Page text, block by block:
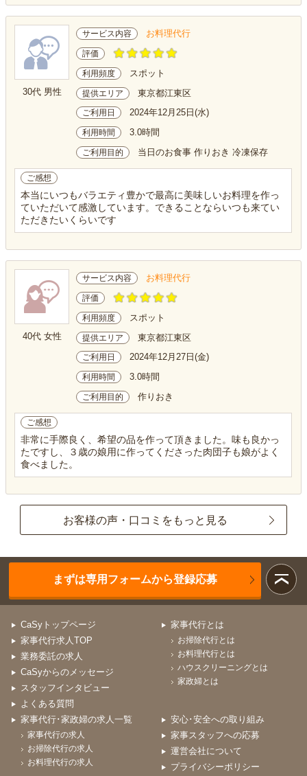
30代 男性
サービス内容 お料理代行
評価
利用頻度 スポット
提供エリア 東京都江東区
ご利用日 2024年12月25日(水)
利用時間 3.0時間
ご利用目的 当日のお食事 作りおき 冷凍保存
ご感想
本当にいつもバラエティ豊かで最高に美味しいお料理を作っ
ていただいて感激しています。できることならいつも来てい
ただきたいくらいです
40代 女性
サービス内容 お料理代行
評価
利用頻度 スポット
提供エリア 東京都江東区
ご利用日 2024年12月27日(金)
利用時間 3.0時間
ご利用目的 作りおき
ご感想
非常に手際良く、希望の品を作って頂きました。味も良かっ
たですし、３歳の娘用に作ってくださった肉団子も娘がよく
食べました。
お客様の声・口コミをもっと見る
まずは専用フォームから登録応募
CaSyトップページ
家事代行求人TOP
業務委託の求人
CaSyからのメッセージ
スタッフインタビュー
よくある質問
家事代行とは
お掃除代行とは
お料理代行とは
ハウスクリーニングとは
家政婦とは
家事代行･家政婦の求人一覧
家事代行の求人
お掃除代行の求人
お料理代行の求人
安心･安全への取り組み
家事スタッフへの応募
運営会社について
プライバシーポリシー